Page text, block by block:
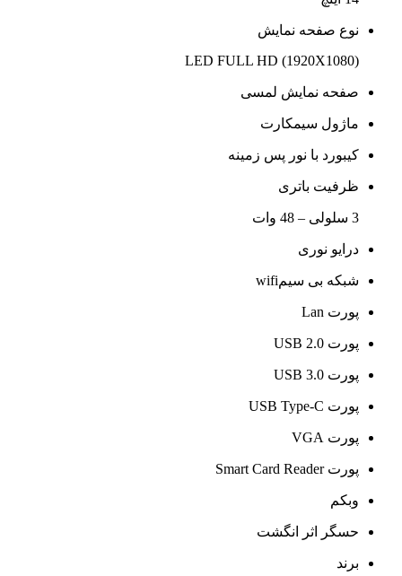
نوع صفحه نمایش
LED FULL HD (1920X1080)
صفحه نمایش لمسی
ماژول سیمکارت
کیبورد با نور پس زمینه
ظرفیت باتری
3 سلولی – 48 وات
درایو نوری
شبکه بی سیمwifi
پورت Lan
پورت USB 2.0
پورت USB 3.0
پورت USB Type-C
پورت VGA
پورت Smart Card Reader
وبکم
حسگر اثر انگشت
برند